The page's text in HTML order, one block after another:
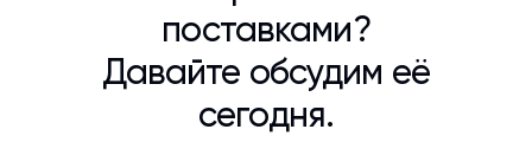
поставками?
Давайте обсудим её
сегодня.